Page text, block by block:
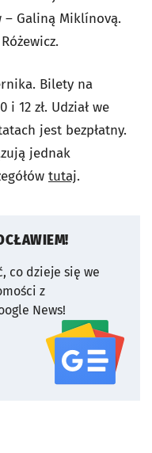
– Galiną Miklínovą.
Bilety na
12 zł. Udział we
jest bezpłatny.
jednak
tutaj.
co dzieje się we
z
News!
serwisu